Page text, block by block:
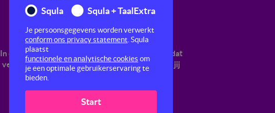
In deze quiz krijg je steeds een verhaaltje. Over dat
verhaaltje wordt een rekenvraag gesteld. Weet jij
het antwoord?
Squla
Squla + TaalExtra
Je persoonsgegevens worden verwerkt
conform ons privacy statement . Squla
plaatst
functionele en analytische cookies om
je een optimale gebruikerservaring te
bieden.
Start